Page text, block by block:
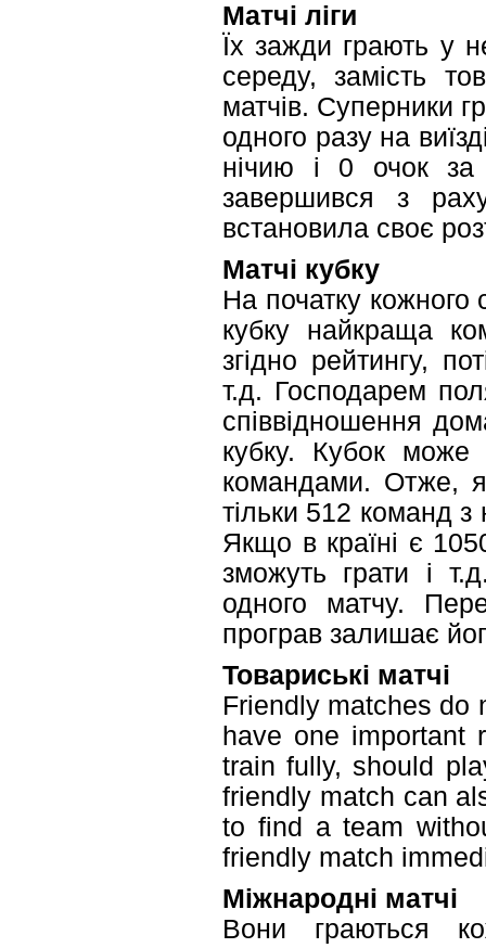
Матчі ліги
Їх зажди грають у
середу, замість
матчів. Суперники
одного разу на
нічию і 0 очок за
завершився з
встановила своє
Матчі кубку
На початку кожного
кубку найкраща
згідно рейтингу,
т.д. Господарем
співвідношення
кубку. Кубок
командами. Отже,
тільки 512 команд
Якщо в країні є
зможуть грати і
одного матчу.
програв залишає
Товариські матчі
Friendly matches do
have one important
train fully, should
friendly match can
to find a team
friendly match
Міжнародні матчі
Вони граються